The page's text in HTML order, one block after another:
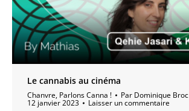
Le cannabis au cinéma
Chanvre, Parlons Canna ! Par Dominique Broc
12 janvier 2023 Laisser un commentaire